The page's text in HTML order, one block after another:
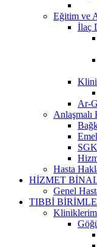
Eğitim ve
İlaç
Ar-
Anlaşmalı
SGK
Hasta
HİZMET
Genel
TIBBİ